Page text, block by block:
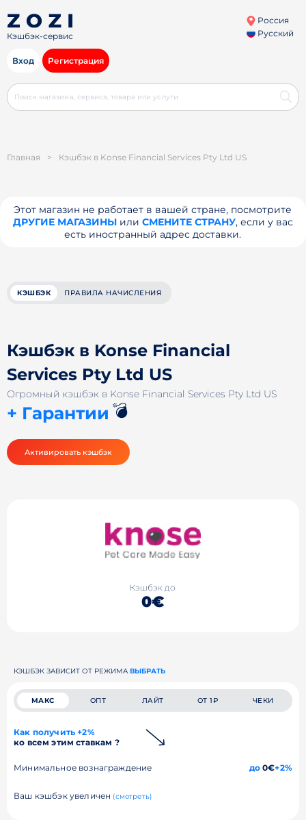
Кэшбэк-сервис
Россия
Русский
Вход Регистрация
Главная > Кэшбэк в Konse Financial Services Pty Ltd US
Этот магазин не работает в вашей стране, посмотрите
ДРУГИЕ МАГАЗИНЫили СМЕНИТЕ СТРАНУ, если у вас
есть иностранный адрес доставки.
КЭШБЭК ПРАВИЛА НАЧИСЛЕНИЯ
Кэшбэк в Konse Financial
Services Pty Ltd US
Огромный кэшбэк в Konse Financial Services Pty Ltd US
+ Гарантии 💣
Активировать кэшбэк
Кэшбэк до
0€
КЭШБЭК ЗАВИСИТ ОТ РЕЖИМА ВЫБРАТЬ
МАКС ОПТ ЛАЙТ ОТ 1₽ ЧЕКИ
Как получить +2%
ко всем этим ставкам ?
Минимальное вознаграждение до0€+2%
Ваш кэшбэк увеличен (смотреть)